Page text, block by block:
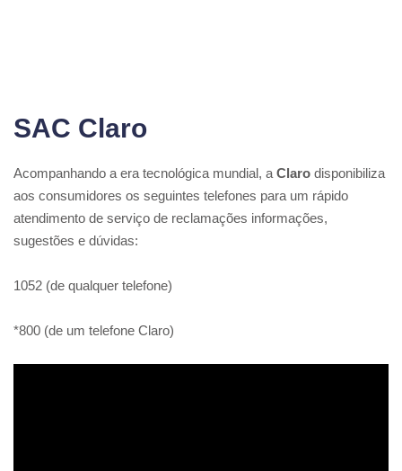
SAC Claro
Acompanhando a era tecnológica mundial, a Claro disponibiliza
aos consumidores os seguintes telefones para um rápido
atendimento de serviço de reclamações informações,
sugestões e dúvidas:
1052 (de qualquer telefone)
*800 (de um telefone Claro)